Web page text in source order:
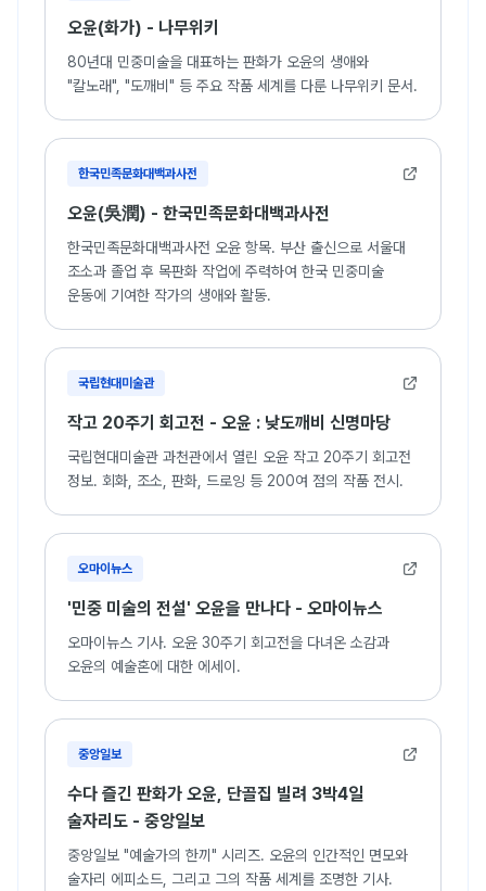
오윤(화가) - 나무위키
80년대 민중미술을 대표하는 판화가 오윤의 생애와
"칼노래", "도깨비" 등 주요 작품 세계를 다룬 나무위키 문서.
한국민족문화대백과사전
오윤(吳潤) - 한국민족문화대백과사전
한국민족문화대백과사전 오윤 항목. 부산 출신으로 서울대
조소과 졸업 후 목판화 작업에 주력하여 한국 민중미술
운동에 기여한 작가의 생애와 활동.
국립현대미술관
작고 20주기 회고전 - 오윤 : 낮도깨비 신명마당
국립현대미술관 과천관에서 열린 오윤 작고 20주기 회고전
정보. 회화, 조소, 판화, 드로잉 등 200여 점의 작품 전시.
오마이뉴스
'민중 미술의 전설' 오윤을 만나다 - 오마이뉴스
오마이뉴스 기사. 오윤 30주기 회고전을 다녀온 소감과
오윤의 예술혼에 대한 에세이.
중앙일보
수다 즐긴 판화가 오윤, 단골집 빌려 3박4일
술자리도 - 중앙일보
중앙일보 "예술가의 한끼" 시리즈. 오윤의 인간적인 면모와
술자리 에피소드, 그리고 그의 작품 세계를 조명한 기사.